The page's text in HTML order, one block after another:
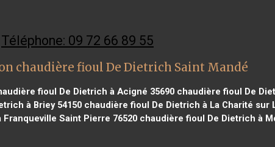
Téléphone: 09 72 66 89 55
chaudière fioul De Dietrich Saint Mandé
fioul De Dietrich à Acigné 35690chaudière fioul De
à Briey 54150chaudière fioul De Dietrich à La Charité sur
Saint Pierre 76520 chaudière fioul De Dietrich à